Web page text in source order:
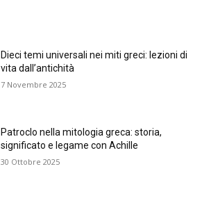
Dieci temi universali nei miti greci: lezioni di
vita dall’antichità
7 Novembre 2025
Patroclo nella mitologia greca: storia,
significato e legame con Achille
30 Ottobre 2025